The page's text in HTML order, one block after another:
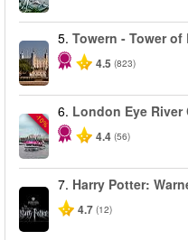
5. Towern - Tower
4.5 (823)
-10%
6. London Eye River
4.4 (56)
7. Harry Potter:
4.7 (12)